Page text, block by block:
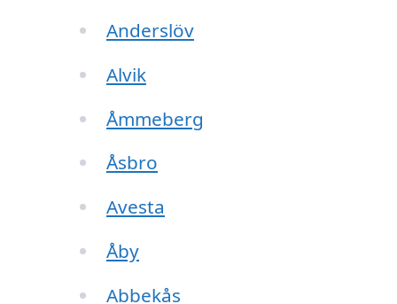
Anderslöv
Alvik
Åmmeberg
Åsbro
Avesta
Åby
Abbekås